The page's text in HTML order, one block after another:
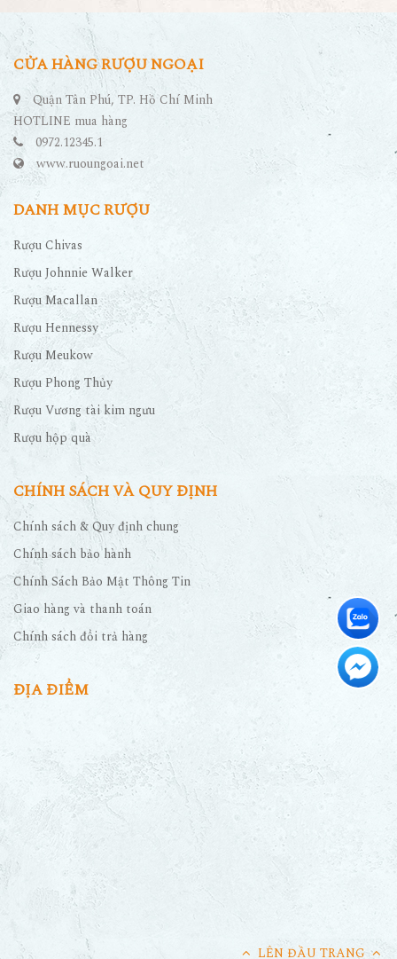
LÊN ĐẦU TRANG
CỬA HÀNG RƯỢU NGOẠI
Quận Tân Phú, TP. Hồ Chí Minh
HOTLINE mua hàng
0972.12345.1
www.ruoungoai.net
DANH MỤC RƯỢU
Rượu Chivas
Rượu Johnnie Walker
Rượu Macallan
Rượu Hennessy
Rượu Meukow
Rượu Phong Thủy
Rượu Vương tài kim ngưu
Rượu hộp quà
CHÍNH SÁCH VÀ QUY ĐỊNH
Chính sách & Quy định chung
Chính sách bảo hành
Chính Sách Bảo Mật Thông Tin
Giao hàng và thanh toán
Chính sách đổi trả hàng
ĐỊA ĐIỂM